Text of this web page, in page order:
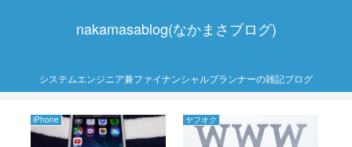
nakamasablog(なかまさブログ)
システムエンジニア兼ファイナンシャルプランナーの雑記ブログ
iPhone ヤフオク